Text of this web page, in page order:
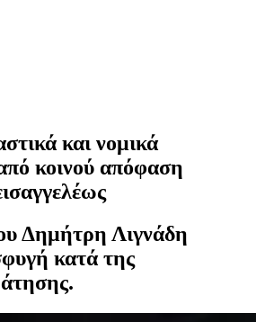
και νομικά
κοινού απόφαση
Δημήτρη Λιγνάδη
κατά της